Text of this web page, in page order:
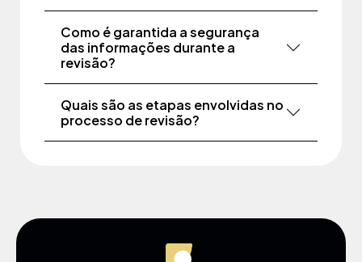
Como é garantida a segurança
das informações durante a
revisão?
Quais são as etapas envolvidas no
processo de revisão?